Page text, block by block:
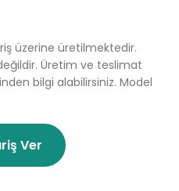
üzerine üretilmektedir.
Üretim ve teslimat
bilgi alabilirsiniz. Model
Ver